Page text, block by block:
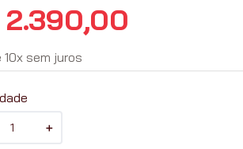
2.390,00
10x sem juros
＋